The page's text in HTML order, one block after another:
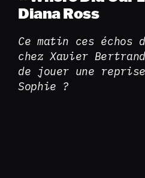
Diana Ross
Ce matin ces échos
chez Xavier
de jouer une
Sophie ?